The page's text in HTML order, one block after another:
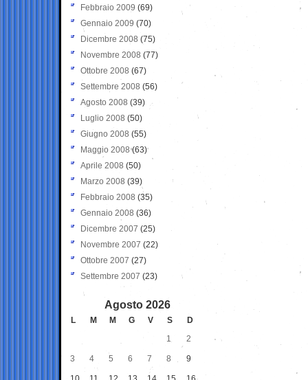
Febbraio 2009 (69)
Gennaio 2009 (70)
Dicembre 2008 (75)
Novembre 2008 (77)
Ottobre 2008 (67)
Settembre 2008 (56)
Agosto 2008 (39)
Luglio 2008 (50)
Giugno 2008 (55)
Maggio 2008(63)
Aprile 2008 (50)
Marzo 2008 (39)
Febbraio 2008 (35)
Gennaio 2008 (36)
Dicembre 2007 (25)
Novembre 2007 (22)
Ottobre 2007 (27)
Settembre 2007 (23)
Agosto 2026
L M M G V S
D
1
2
3 4 5 6 7 8 9